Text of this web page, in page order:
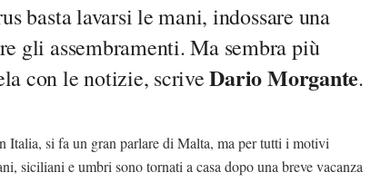
basta lavarsi le mani, indossare una
gli assembramenti. Ma sembra più
con le notizie, scriveDario Morgante.
Italia, si fa un gran parlare di Malta, ma per tutti i motivi
siciliani e umbri sono tornati a casa dopo una breve vacanza